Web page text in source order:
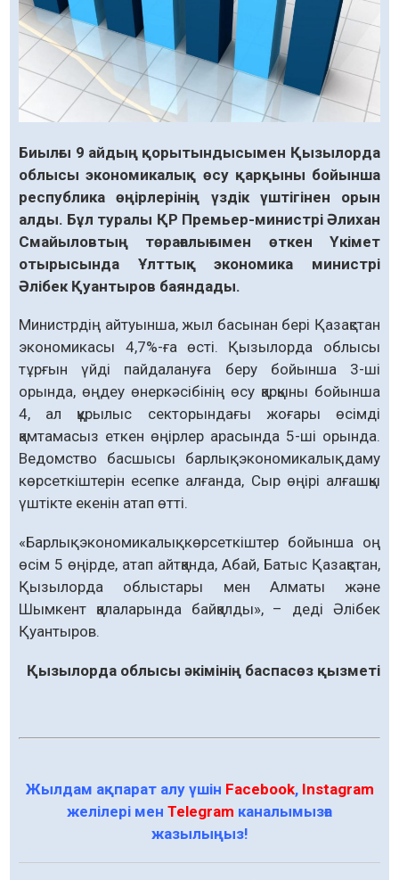
Биылғы 9 айдың қорытындысымен Қызылорда
облысы экономикалық өсу қарқыны бойынша
республика өңірлерінің үздік үштігінен орын
алды. Бұл туралы ҚР Премьер-министрі Әлихан
Смайыловтың төрағалығымен өткен Үкімет
отырысында Ұлттық экономика министрі
Әлібек Қуантыров баяндады.
Министрдің айтуынша, жыл басынан бері Қазақстан
экономикасы 4,7%-ға өсті. Қызылорда облысы
тұрғын үйді пайдалануға беру бойынша 3-ші
орында, өңдеу өнеркәсібінің өсу қарқыны бойынша
4, ал құрылыс секторындағы жоғары өсімді
қамтамасыз еткен өңірлер арасында 5-ші орында.
Ведомство басшысы барлық экономикалық даму
көрсеткіштерін есепке алғанда, Сыр өңірі алғашқы
үштікте екенін атап өтті.
«Барлық экономикалық көрсеткіштер бойынша оң
өсім 5 өңірде, атап айтқанда, Абай, Батыс Қазақстан,
Қызылорда облыстары мен Алматы және
Шымкент қалаларында байқалды», – деді Әлібек
Қуантыров.
Қызылорда облысы әкімінің баспасөз қызметі
Жылдам ақпарат алу үшін Facebook, Instagram
желілері мен Telegram каналымызға
жазылыңыз!